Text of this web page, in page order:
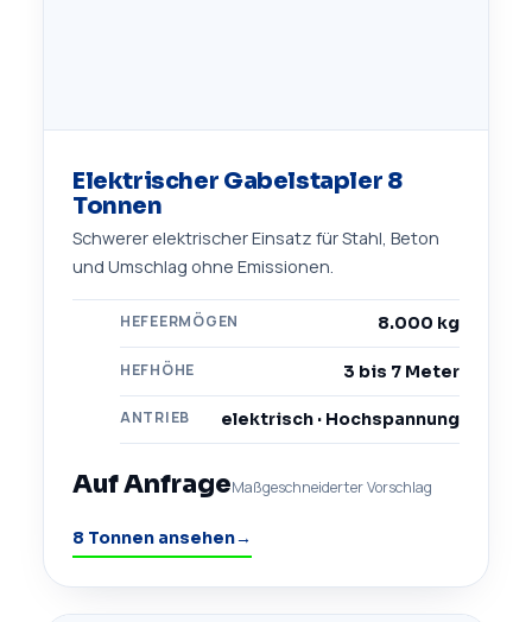
Elektrischer Gabelstapler 8
Tonnen
Schwerer elektrischer Einsatz für Stahl, Beton
und Umschlag ohne Emissionen.
HEFEERMÖGEN 8.000 kg
HEFHÖHE 3 bis 7 Meter
ANTRIEB elektrisch · Hochspannung
Auf AnfrageMaßgeschneiderter Vorschlag
8 Tonnen ansehen→